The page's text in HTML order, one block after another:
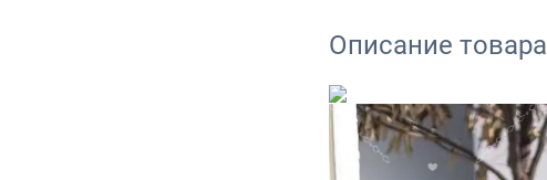
Описание товара